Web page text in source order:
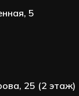
5
25 (2 этаж)